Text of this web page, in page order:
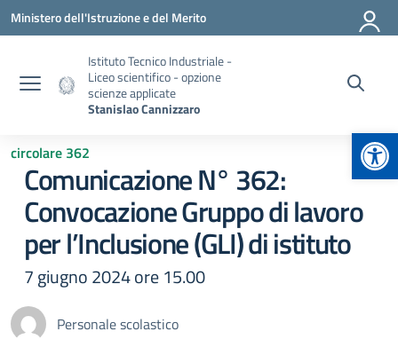
Vai ai contenuti
Vai al menu di navigazione
Vai al footer
Ministero dell'Istruzione e del Merito
Istituto Tecnico Industriale -
Liceo scientifico - opzione
scienze applicate
Stanislao Cannizzaro
circolare 362
Comunicazione N° 362:
Convocazione Gruppo di lavoro
per l’Inclusione (GLI) di istituto
7 giugno 2024 ore 15.00
Personale scolastico